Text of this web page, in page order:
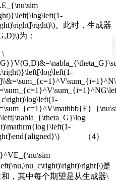
。此时，生成器
为：
\
（4）
是
，其中每个期望是从生成器\